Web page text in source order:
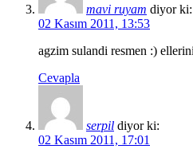
mavi ruyam diyor ki:
02 Kasım 2011, 13:53
agzim sulandi resmen :)
Cevapla
serpil diyor ki:
02 Kasım 2011, 17:01